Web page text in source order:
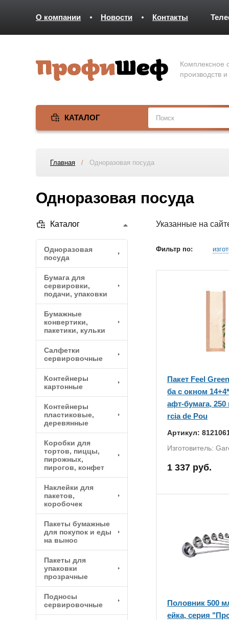
О компании Новости Контакты
Комплексное
производств
КАТАЛОГ
Главная / Одноразовая посуда
Одноразовая посуда
Каталог
Одноразовая
посуда
Бумага для
сервировки,
подачи, упаковки
Бумажные
конвертики,
пакетики, кульки
Салфетки
сервировочные
Контейнеры
картонные
Контейнеры
пластиковые,
деревянные
Коробки для
тортов, пиццы,
пирожных,
пирогов, конфет
Наклейки для
пакетов,
коробочек
Пакеты бумажные
для покупок и еды
на вынос
Пакеты для
упаковки
прозрачные
Подносы
сервировочные
Указанные на
Фильтр по:
Пакет Feel
ба с окном
афт-бумага, 250
rcia de Pou
Артикул:
Изготовитель:
1 337 руб.
Половник 500
ейка, серия